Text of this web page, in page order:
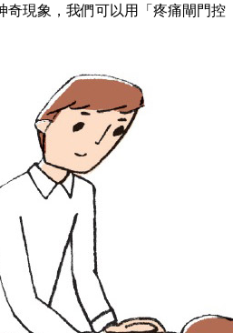
奇現象，我們可以用「疼痛閘門控